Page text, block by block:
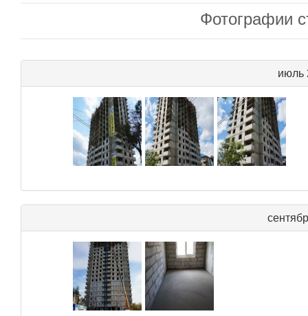
Фотографии
июль